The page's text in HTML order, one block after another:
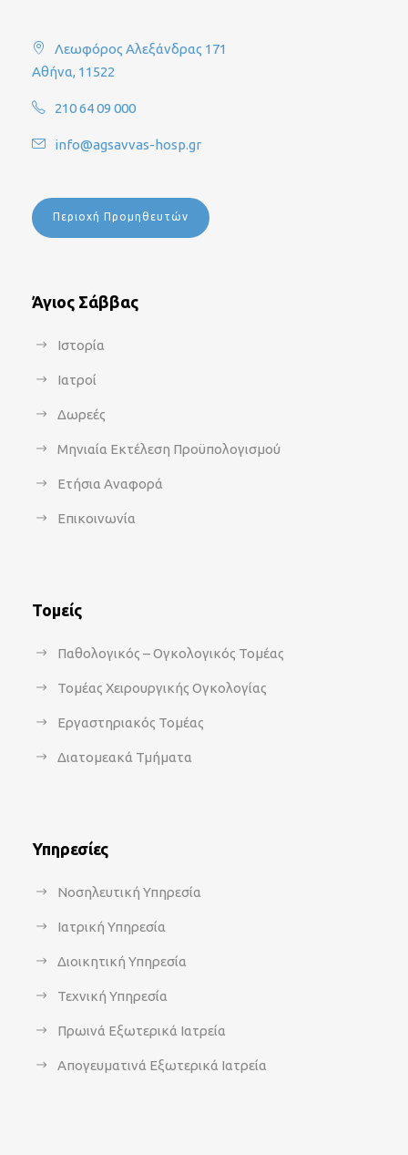
Λεωφόρος Αλεξάνδρας 171
Αθήνα, 11522
210 64 09 000
info@agsavvas-hosp.gr
Περιοχή Προμηθευτών
Άγιος Σάββας
Ιστορία
Ιατροί
Δωρεές
Μηνιαία Εκτέλεση Προϋπολογισμού
Ετήσια Αναφορά
Επικοινωνία
Τομείς
Παθολογικός – Ογκολογικός Τομέας
Τομέας Χειρουργικής Ογκολογίας
Εργαστηριακός Τομέας
Διατομεακά Τμήματα
Υπηρεσίες
Νοσηλευτική Υπηρεσία
Ιατρική Υπηρεσία
Διοικητική Υπηρεσία
Τεχνική Υπηρεσία
Πρωινά Εξωτερικά Ιατρεία
Απογευματινά Εξωτερικά Ιατρεία